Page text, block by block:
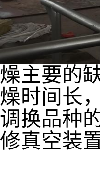
主要的
时间长
换品种
真空装